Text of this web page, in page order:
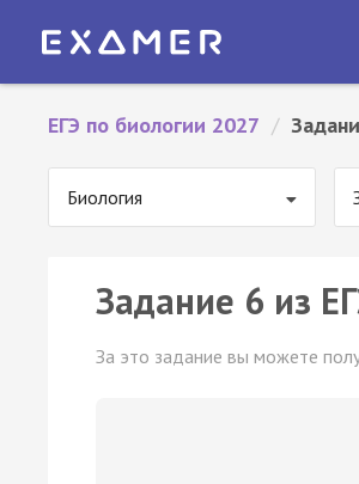
ЕГЭ по биологии 2027 /
Биология
Задание 6 из
За это задание вы можете